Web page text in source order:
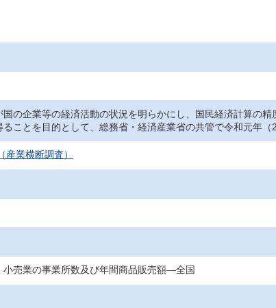
の企業等の経済活動の状況を明らかにし、国民経済計算の
ことを目的として、総務省・経済産業省の共管で令和元年（
業横断調査）
小売業の事業所数及び年間商品販売額―全国